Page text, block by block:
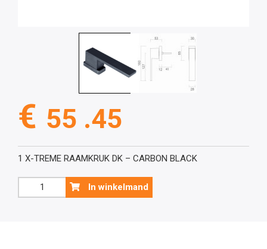
€ 55 .45
1 X-TREME RAAMKRUK DK – CARBON BLACK
Raamkruk,X-
TREME
In winkelmand